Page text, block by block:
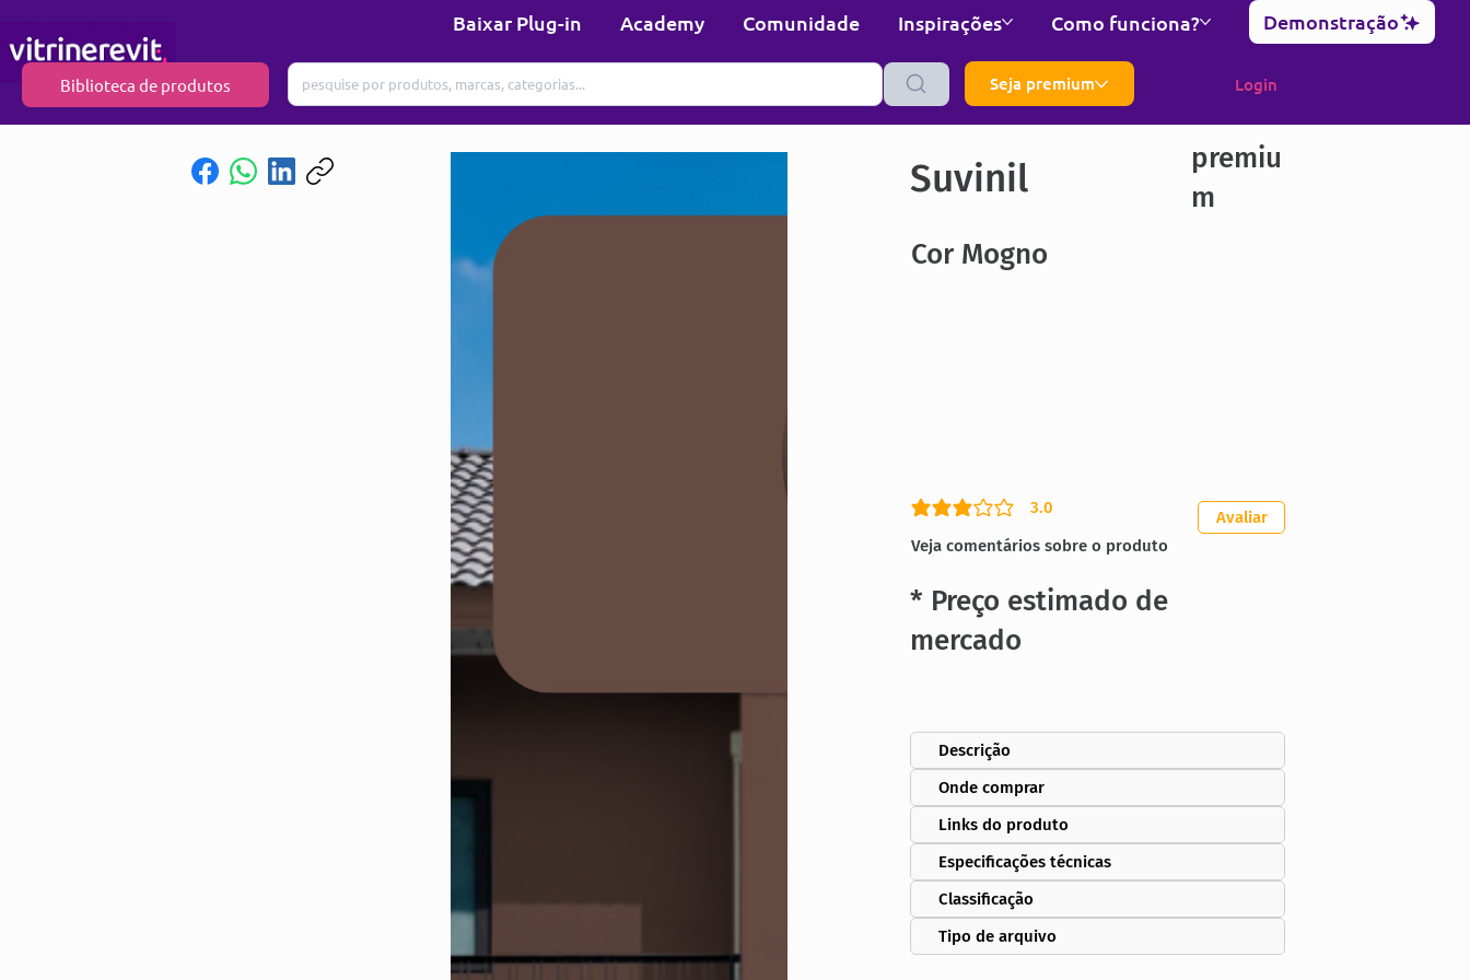
Baixar Plug-in Academy Comunidade Inspirações Como funciona? Demonstração
Biblioteca de produtos Seja premium Login
Suvinil
premiu
m
Cor Mogno
3.0
classificação média é 3 de 5
Veja comentários sobre o produto
Avaliar
* Preço estimado de
mercado
Descrição
Onde comprar
Links do produto
Especificações técnicas
Classificação
Tipo de arquivo